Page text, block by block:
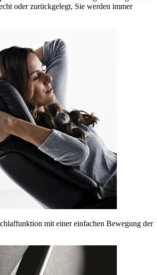
oder zurückgelegt, Sie werden immer
mit einer einfachen Bewegung der